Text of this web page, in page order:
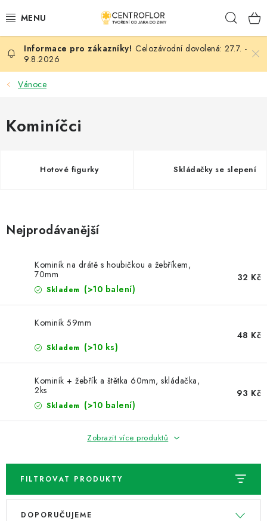
na
SEZÓNNÍ TVOŘENÍ
DŘEVĚNÉ VÝROBKY
VŠE PRO TVOŘENÍ
SVATBA
NOVINKY
Hodnocení obchodu
Obchodní podmínky
Moje objednávka
Celozávodní dovolená: 27.7. -
9.8.2026
Vánoce
Kominíčci
Hotové figurky Skládačky se slepení
Nejprodávanější
Kominík na drátě s houbičkou a žebříkem,
70mm
Skladem (>10 balení)
32 Kč
Kominík 59mm
Skladem (>10 ks)
48 Kč
Kominík + žebřík a štětka 60mm, skládačka,
2ks
Skladem (>10 balení)
93 Kč
Zobrazit více produktů
FILTROVAT PRODUKTY
V
Ř
DOPORUČUJEME